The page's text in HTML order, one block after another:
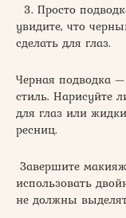
3. Просто
увидите, что
сделать для глаз.
Черная подводка
стиль.
для глаз или
ресниц.
Завершите
использовать
не должны